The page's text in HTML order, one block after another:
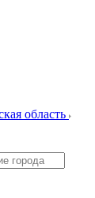
область